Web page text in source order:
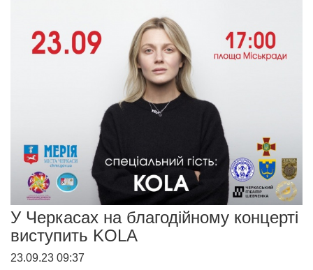
У Черкасах на благодійному концерті
виступить KOLA
23.09.23 09:37